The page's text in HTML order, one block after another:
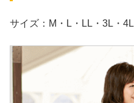
サイズ：M・L・LL・3L・4L